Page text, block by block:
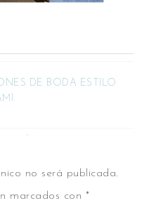
DE BODA ESTILO
no será publicada.
marcados con *